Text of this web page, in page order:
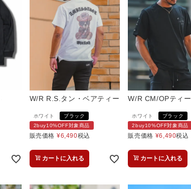
W/R R.S.タン・ベアティー
ホワイト
ブラック
2buy10%OFF対象商品
販売価格 ¥6,490税込
カートに入れる
W/R CM/OPティー
ホワイト
ブラック
2buy10%OFF対象商品
販売価格 ¥6,490税込
カートに入れる